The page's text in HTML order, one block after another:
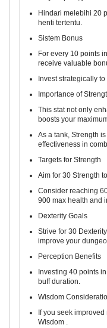
Hindari melebihi 20
henti tertentu.
Sistem Bonus
For every 10 points
receive valuable
Invest strategically
Importance of
This stat not only
boosts your
As a tank, Strength
effectiveness in
Targets for Strength
Aim for 30 Strength
Consider reaching
900 max health and
Dexterity Goals
Strive for 30
improve your
Perception Benefits
Investing 40 points
buff duration.
Wisdom
If you seek
Wisdom .